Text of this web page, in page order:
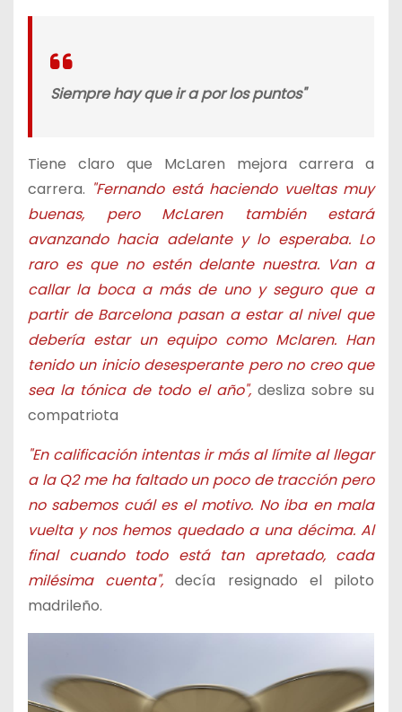
Siempre hay que ir a por los puntos"
Tiene claro que McLaren mejora carrera a
carrera. "Fernando está haciendo vueltas muy
buenas, pero McLaren también estará
avanzando hacia adelante y lo esperaba. Lo
raro es que no estén delante nuestra. Van a
callar la boca a más de uno y seguro que a
partir de Barcelona pasan a estar al nivel que
debería estar un equipo como Mclaren. Han
tenido un inicio desesperante pero no creo que
sea la tónica de todo el año",desliza sobre su
compatriota
"En calificación intentas ir más al límite al llegar
a la Q2 me ha faltado un poco de tracción pero
no sabemos cuál es el motivo. No iba en mala
vuelta y nos hemos quedado a una décima. Al
final cuando todo está tan apretado, cada
milésima cuenta", decía resignado el piloto
madrileño.